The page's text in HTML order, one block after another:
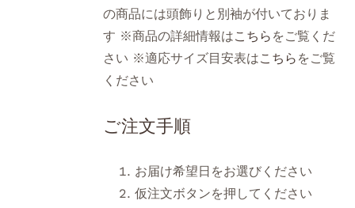
の商品には頭飾りと別袖が付いておりま
す ※商品の詳細情報はこちら をご覧くだ
さい ※適応サイズ目安表はこちら をご覧
ください
ご注文手順
お届け希望日をお選びください
仮注文ボタンを押してください